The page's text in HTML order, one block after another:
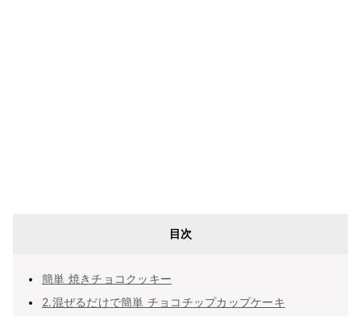
目次
簡単 焼きチョコクッキー
2.混ぜるだけで簡単 チョコチップカップケーキ